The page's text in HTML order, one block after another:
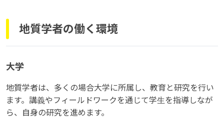
地質学者の働く環境
大学
地質学者は、多くの場合大学に所属し、教育と研究を行い
ます。講義やフィールドワークを通じて学生を指導しなが
ら、自身の研究を進めます。